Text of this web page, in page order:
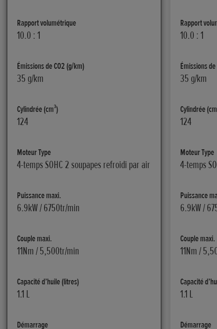
Rapport volumétrique
10.0 : 1
Émissions de CO2 (g/km)
35 g/km
Cylindrée (cm³)
124
Moteur Type
4-temps SOHC 2 soupapes refroidi par air
Puissance maxi.
6.9kW / 6750tr/min
Couple maxi.
11Nm / 5,500tr/min
Capacité d’huile (litres)
1.1 L
Démarrage
Rapport
10.0 : 1
Émissions
35 g/km
Cylindrée
124
Moteur Type
4-temps
Puissance
6.9kW /
Couple maxi.
11Nm /
Capacité
1.1 L
Démarrage